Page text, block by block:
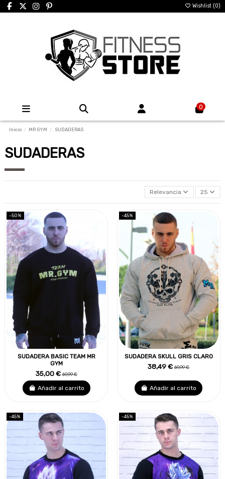
Wishlist (0)
0
Inicio MR GYM SUDADERAS
SUDADERAS
Relevancia 25
-50%
SUDADERA BASIC TEAM MR
GYM
35,00 €69,99 €
Añadir al carrito
-45%
SUDADERA SKULL GRIS CLARO
38,49 €69,99 €
Añadir al carrito
-45% -45%